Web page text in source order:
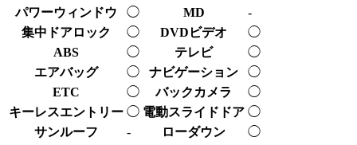
パワーウィンドウ
◯ MD
-
集中ドアロック
◯ DVDビデオ
◯
ABS
◯ テレビ
◯
エアバッグ
◯ ナビゲーション
◯
ETC
◯ バックカメラ
◯
キーレスエントリー ◯ 電動スライドドア ◯
サンルーフ
- ローダウン
◯